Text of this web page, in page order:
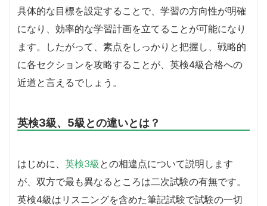
具体的な目標を設定することで、学習の方向性が明確
になり、効率的な学習計画を立てることが可能になり
ます。したがって、素点をしっかりと把握し、戦略的
に各セクションを攻略することが、英検4級合格への
近道と言えるでしょう。
英検3級、5級との違いとは？
はじめに、 英検3級 との相違点について説明します
が、双方で最も異なるところは二次試験の有無です。
英検4級はリスニングを含めた筆記試験で試験の一切